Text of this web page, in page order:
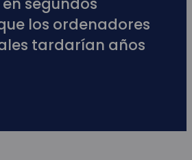
los ordenadores
tardarían años